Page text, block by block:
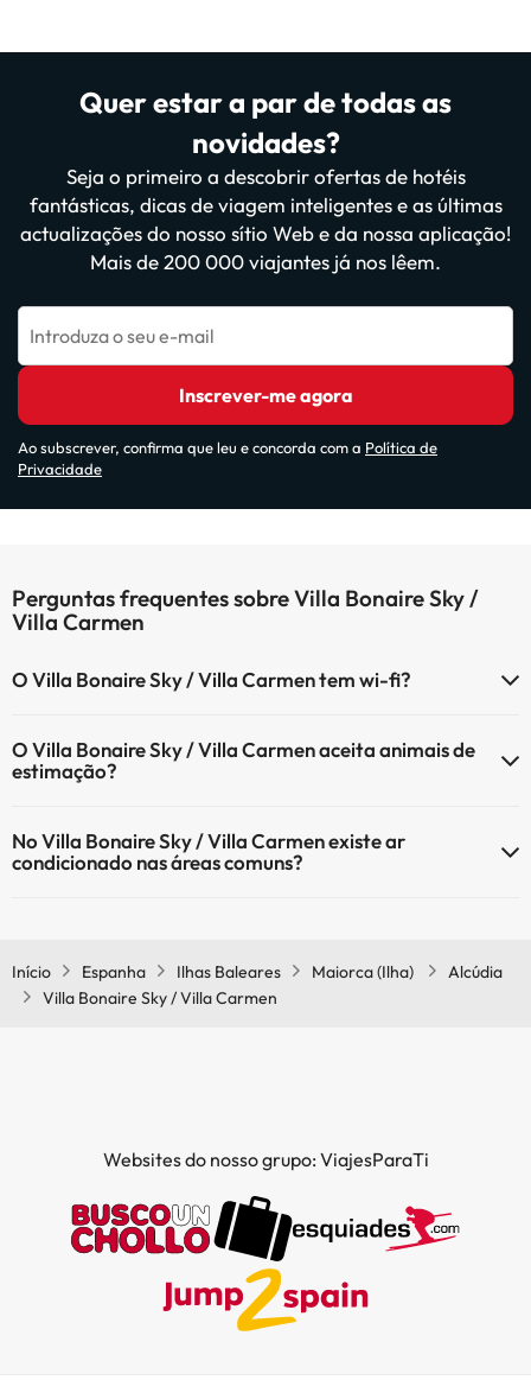
Quer estar a par de todas as
novidades?
Seja o primeiro a descobrir ofertas de hotéis
fantásticas, dicas de viagem inteligentes e as últimas
actualizações do nosso sítio Web e da nossa aplicação!
Mais de 200 000 viajantes já nos lêem.
Introduza o seu e-mail
Inscrever-me agora
Ao subscrever, confirma que leu e concorda com a Política de
Privacidade
Perguntas frequentes sobre Villa Bonaire Sky /
Villa Carmen
O Villa Bonaire Sky / Villa Carmen tem wi-fi?
O Villa Bonaire Sky / Villa Carmen aceita animais de
estimação?
No Villa Bonaire Sky / Villa Carmen existe ar
condicionado nas áreas comuns?
Início
Espanha Ilhas Baleares Maiorca (Ilha)
Alcúdia
Villa Bonaire Sky / Villa Carmen
Websites do nosso grupo: ViajesParaTi